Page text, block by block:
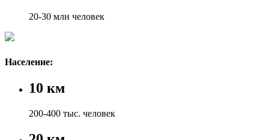
20-30 млн человек
Население:
10 км
200-400 тыс. человек